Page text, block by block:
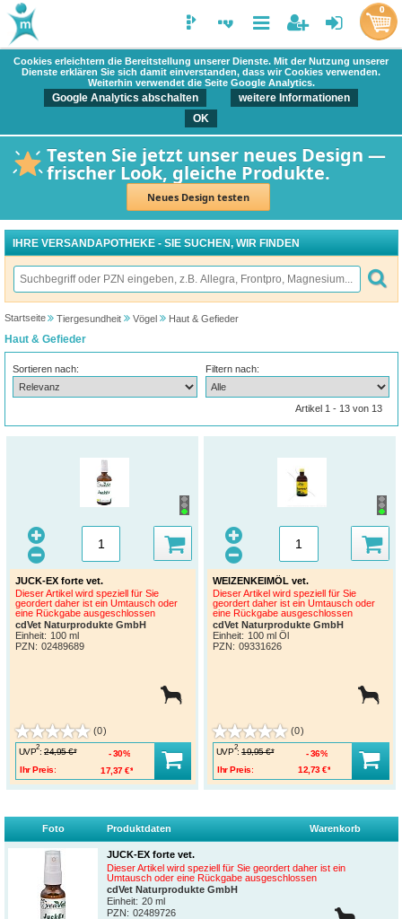
Cookies erleichtern die Bereitstellung unserer Dienste. Mit der Nutzung unserer
Dienste erklären Sie sich damit einverstanden, dass wir Cookies verwenden.
Weiterhin verwendet die Seite Google Analytics.
Google Analytics abschalten
weitere Informationen
OK
Testen Sie jetzt unser neues Design —
frischer Look, gleiche Produkte.
Neues Design testen
0
IHRE VERSANDAPOTHEKE - SIE SUCHEN, WIR FINDEN
Startseite Tiergesundheit Vögel Haut & Gefieder
Haut & Gefieder
Sortieren nach: Filtern nach:
Artikel 1 - 13 von 13
JUCK-EX forte vet.
Dieser Artikel wird speziell für Sie
geordert daher ist ein Umtausch oder
eine Rückgabe ausgeschlossen
cdVet Naturprodukte GmbH
Einheit: 100 ml
PZN : 02489689
(0)
UVP
2
: 24,95 €*
Ihr Preis:
17,37 €*
30%
WEIZENKEIMÖL vet.
Dieser Artikel wird speziell für Sie
geordert daher ist ein Umtausch oder
eine Rückgabe ausgeschlossen
cdVet Naturprodukte GmbH
Einheit: 100 ml Öl
PZN : 09331626
(0)
UVP
2
: 19,95 €*
Ihr Preis:
12,73 €*
36%
Foto Produktdaten Warenkorb
JUCK-EX forte vet.
Dieser Artikel wird speziell für Sie geordert daher ist ein
Umtausch oder eine Rückgabe ausgeschlossen
cdVet Naturprodukte GmbH
Einheit: 20 ml
PZN: 02489726